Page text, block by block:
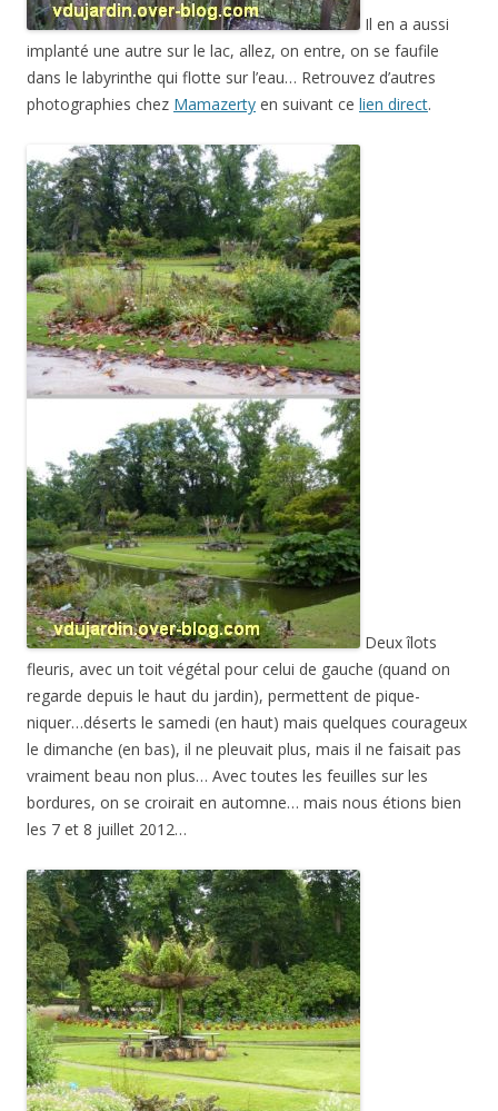
Il en a aussi
implanté une autre sur le lac, allez, on entre, on se faufile
dans le labyrinthe qui flotte sur l’eau… Retrouvez d’autres
photographies chez Mamazerty en suivant ce lien direct.
Deux îlots
fleuris, avec un toit végétal pour celui de gauche (quand on
regarde depuis le haut du jardin), permettent de pique-
niquer…déserts le samedi (en haut) mais quelques courageux
le dimanche (en bas), il ne pleuvait plus, mais il ne faisait pas
vraiment beau non plus… Avec toutes les feuilles sur les
bordures, on se croirait en automne… mais nous étions bien
les 7 et 8 juillet 2012…